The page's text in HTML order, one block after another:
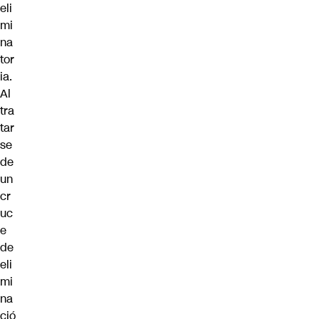
eli
mi
na
tor
ia.
Al
tra
tar
se
de
un
cr
uc
e
de
eli
mi
na
ció